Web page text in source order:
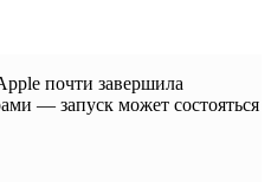
почти завершила
— запуск может состояться